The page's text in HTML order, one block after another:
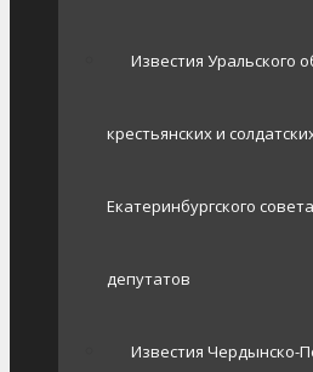
Известия Уральского
крестьянских и
Екатеринбургского
депутатов
Известия Чердынско-